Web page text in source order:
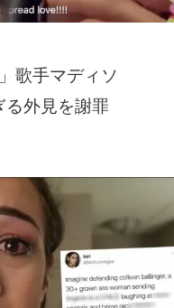
歌手マディソ
る外見を謝罪